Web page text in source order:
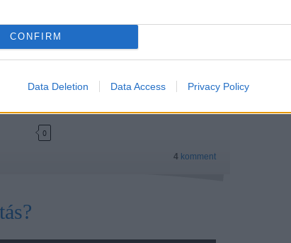
CONFIRM
Data Deletion Data Access Privacy Policy
0
4 komment